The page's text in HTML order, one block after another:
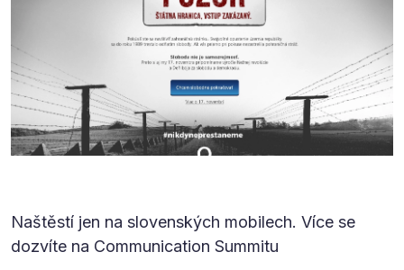
Naštěstí jen na slovenských mobilech. Více se
dozvíte na Communication Summitu